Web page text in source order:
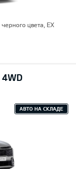
цвета, EX
4WD
АВТО НА СКЛАДЕ